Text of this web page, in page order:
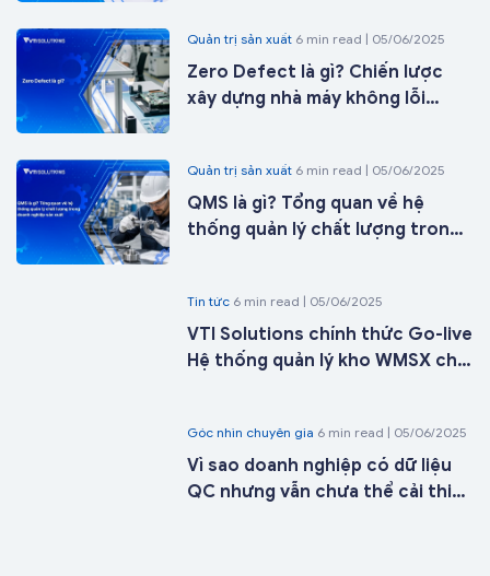
Quản trị sản xuất 6 min read | 05/06/2025
Zero Defect là gì? Chiến lược
xây dựng nhà máy không lỗi
Quản trị sản xuất 6 min read | 05/06/2025
QMS là gì? Tổng quan về hệ
thống quản lý chất lượng trong
Tin tức 6 min read | 05/06/2025
VTI Solutions chính thức Go-live
Hệ thống quản lý kho WMSX cho
ngày triển khai
Góc nhìn chuyên gia 6 min read | 05/06/2025
Vì sao doanh nghiệp có dữ liệu
QC nhưng vẫn chưa thể cải thiện